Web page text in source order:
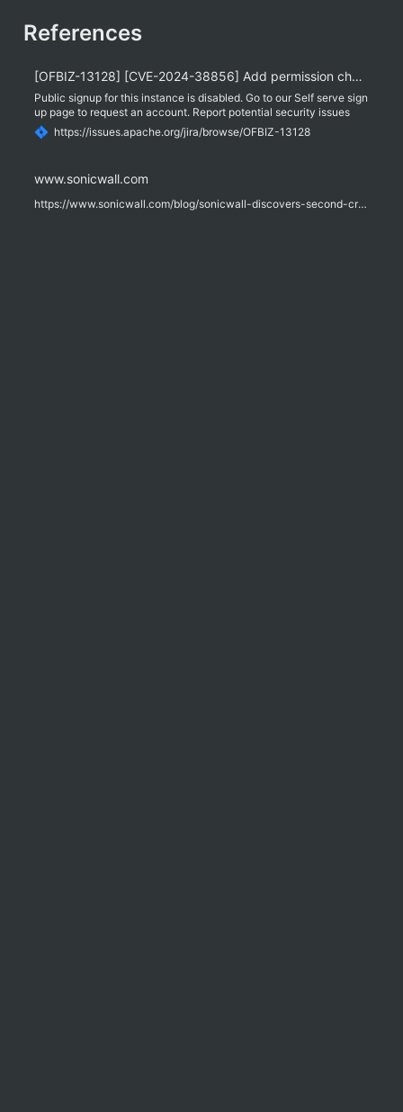
References
[OFBIZ-13128] [CVE-2024-38856] Add permission check for ProgramExport and EntitySQLProcessor - ASF JIRA
Public signup for this instance is disabled. Go to our Self serve sign
up page to request an account. Report potential security issues
privately
https://issues.apache.org/jira/browse/OFBIZ-13128
www.sonicwall.com
https://www.sonicwall.com/blog/sonicwall-discovers-second-critical-apache-ofbiz-zero-day-vulnerability